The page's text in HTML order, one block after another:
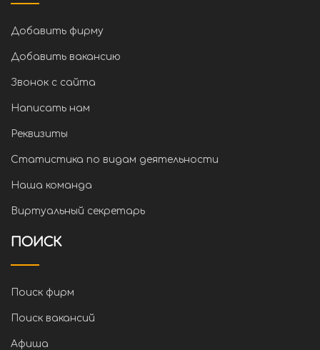
Добавить фирму
Добавить вакансию
Звонок с сайта
Написать нам
Реквизиты
Статистика по видам деятельности
Наша команда
Виртуальный секретарь
ПОИСК
Поиск фирм
Поиск вакансий
Афиша